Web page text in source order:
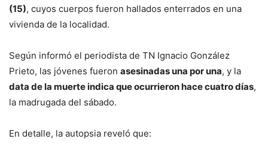
(15), cuyos cuerpos fueron hallados enterrados en una
vivienda de la localidad.
Según informó el periodista de TN Ignacio González
Prieto, las jóvenes fueron asesinadas una por una, y la
data de la muerte indica que ocurrieron hace cuatro días,
la madrugada del sábado.
En detalle, la autopsia reveló que: